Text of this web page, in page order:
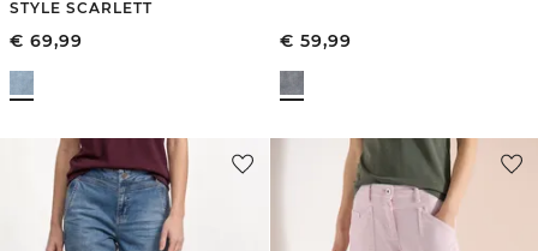
STYLE SCARLETT
€ 69,99 € 59,99